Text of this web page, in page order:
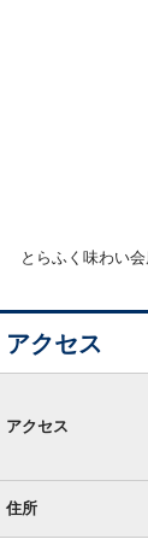
とらふく味わい
アクセス
セアクセス
住所